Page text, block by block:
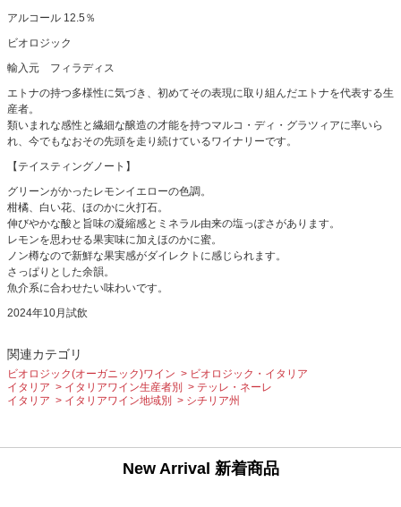
アルコール 12.5％
ビオロジック
輸入元 フィラディス
エトナの持つ多様性に気づき、初めてその表現に取り組んだエトナを代表する生
産者。
類いまれな感性と繊細な醸造の才能を持つマルコ・ディ・グラツィアに率いら
れ、今でもなおその先頭を走り続けているワイナリーです。
【テイスティングノート】
グリーンがかったレモンイエローの色調。
柑橘、白い花、ほのかに火打石。
伸びやかな酸と旨味の凝縮感とミネラル由来の塩っぽさがあります。
レモンを思わせる果実味に加えほのかに蜜。
ノン樽なので新鮮な果実感がダイレクトに感じられます。
さっぱりとした余韻。
魚介系に合わせたい味わいです。
2024年10月試飲
関連カテゴリ
ビオロジック(オーガニック)ワイン
ビオロジック・イタリア
イタリア
イタリアワイン生産者別
テッレ・ネーレ
イタリア
イタリアワイン地域別 シチリア州
New Arrival 新着商品